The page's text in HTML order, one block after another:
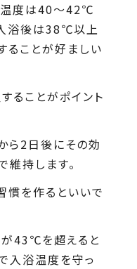
温度は40～42℃
浴後は38℃以上
ことが好ましい
ることがポイント
ら2日後にその効
持します。
慣を作るといいで
が43℃を超えると
入浴温度を守っ